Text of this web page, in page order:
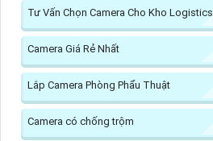
Tư Vấn Chọn Camera Cho Kho Logistics
Camera Giá Rẻ Nhất
Lắp Camera Phòng Phẩu Thuật
Camera có chống trộm